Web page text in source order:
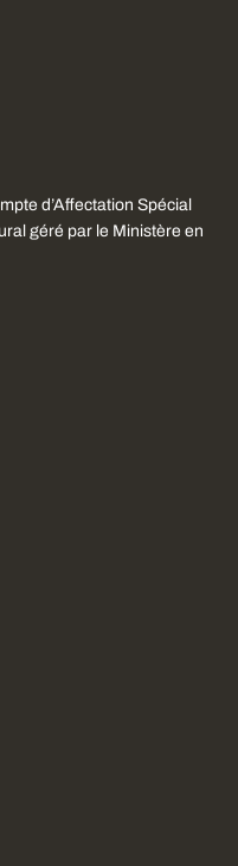
d’Affectation Spécial
géré par le Ministère en